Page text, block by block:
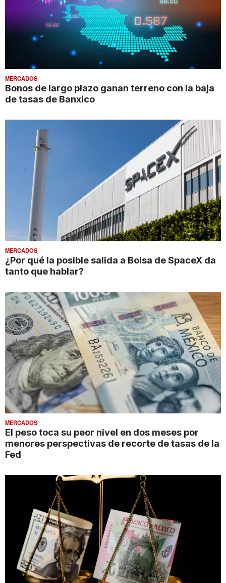
MERCADOS
Bonos de largo plazo ganan terreno con la baja
de tasas de Banxico
MERCADOS
¿Por qué la posible salida a Bolsa de SpaceX da
tanto que hablar?
MERCADOS
El peso toca su peor nivel en dos meses por
menores perspectivas de recorte de tasas de la
Fed